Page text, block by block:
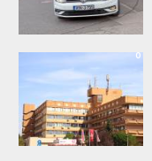
0